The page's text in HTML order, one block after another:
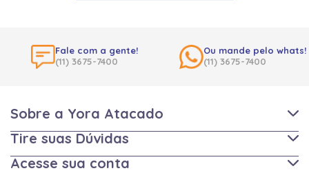
Fale com a gente!
(11) 3675-7400
Ou mande pelo whats!
(11) 3675-7400
Sobre a Yora Atacado
Tire suas Dúvidas
Acesse sua conta